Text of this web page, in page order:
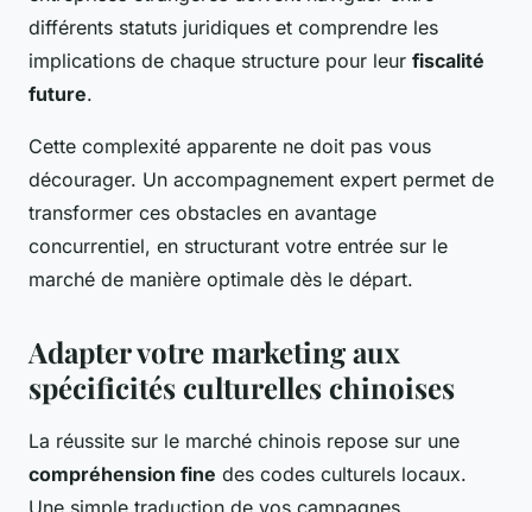
différents statuts juridiques et comprendre les
implications de chaque structure pour leur fiscalité
future.
Cette complexité apparente ne doit pas vous
décourager. Un accompagnement expert permet de
transformer ces obstacles en avantage
concurrentiel, en structurant votre entrée sur le
marché de manière optimale dès le départ.
Adapter votre marketing aux
spécificités culturelles chinoises
La réussite sur le marché chinois repose sur une
compréhension fine des codes culturels locaux.
Une simple traduction de vos campagnes